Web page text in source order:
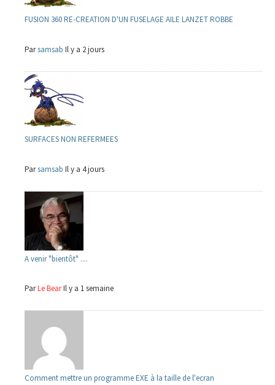
FUSION 360 RE-CREATION D'UN FUSELAGE AILE LANZET ROBBE
Parsamsab Il y a 2 jours
SURFACES NON REFERMEES
Parsamsab Il y a 4 jours
A venir "bientôt" ....
ParLe BearIl y a 1 semaine
Comment mettre un programme EXE à la taille de l'ecran